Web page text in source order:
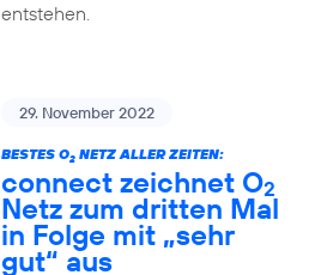
entstehen.
29. November 2022
BESTES O2NETZ ALLER ZEITEN:
connect zeichnet O2
Netz zum dritten Mal
in Folge mit „sehr
gut“ aus